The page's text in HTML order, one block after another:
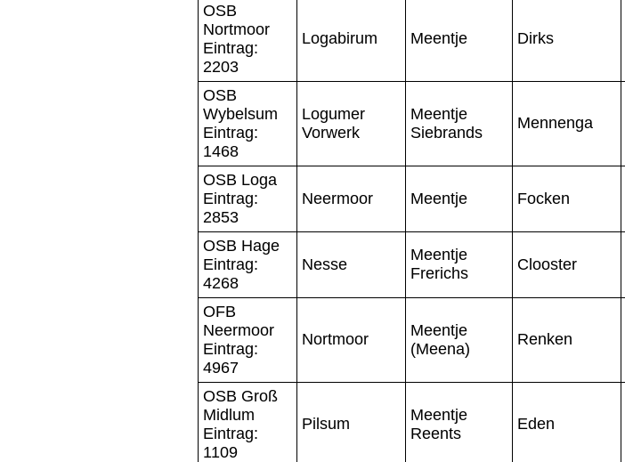
OSB
Nortmoor
Eintrag:
2203
Logabirum Meentje Dirks
OSB
Wybelsum
Eintrag:
1468
Logumer
Vorwerk
Meentje
Siebrands
Mennenga
OSB Loga
Eintrag:
2853
Neermoor Meentje Focken
OSB Hage
Eintrag:
4268
Nesse
Meentje
Frerichs
Clooster
OFB
Neermoor
Eintrag:
4967
Nortmoor
Meentje
(Meena)
Renken
OSB Groß
Midlum
Eintrag:
1109
Pilsum
Meentje
Reents
Eden